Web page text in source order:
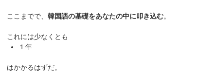
ここまでで、韓国語の基礎をあなたの中に叩き込む。
これには少なくとも
１年
はかかるはずだ。